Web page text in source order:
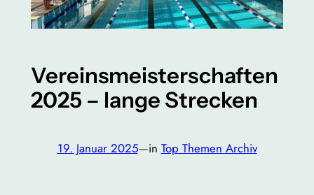
Vereinsmeisterschaften
2025 – lange Strecken
19. Januar 2025—in Top Themen Archiv